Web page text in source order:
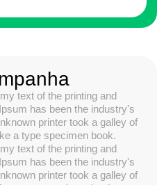
text of the printing and
has been the industry's
printer took a galley of
a type specimen book.
text of the printing and
has been the industry's
printer took a galley of